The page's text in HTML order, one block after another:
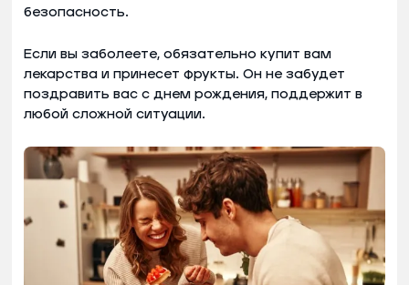
безопасность.
Если вы заболеете, обязательно купит вам
лекарства и принесет фрукты. Он не забудет
поздравить вас с днем рождения, поддержит в
любой сложной ситуации.